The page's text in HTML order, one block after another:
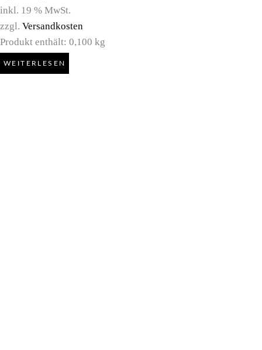
inkl. 19 % MwSt.
zzgl. Versandkosten
Produkt enthält: 0,100 kg
WEITERLESEN